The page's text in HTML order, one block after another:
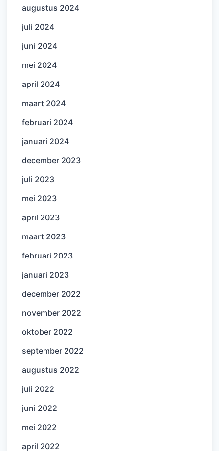
augustus 2024
juli 2024
juni 2024
mei 2024
april 2024
maart 2024
februari 2024
januari 2024
december 2023
juli 2023
mei 2023
april 2023
maart 2023
februari 2023
januari 2023
december 2022
november 2022
oktober 2022
september 2022
augustus 2022
juli 2022
juni 2022
mei 2022
april 2022